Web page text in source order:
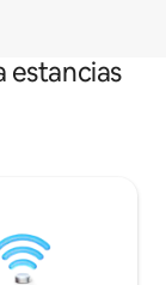
estancias